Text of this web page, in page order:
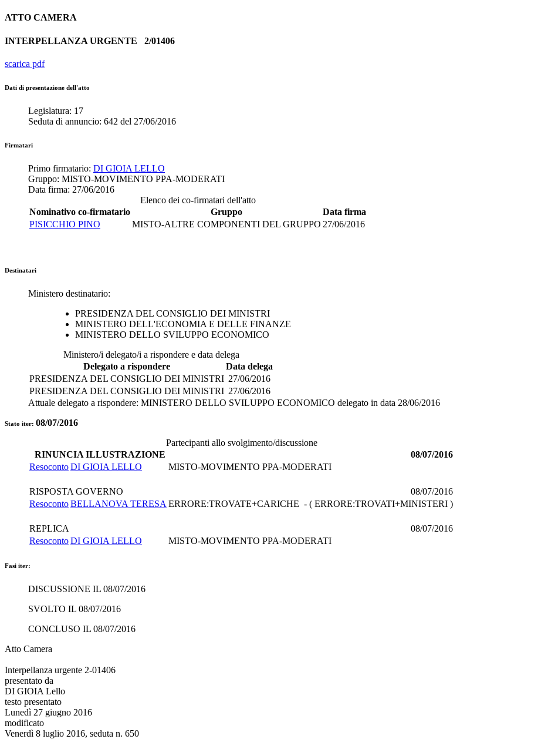
ATTO CAMERA
INTERPELLANZA URGENTE 2/01406
scarica pdf
Dati di presentazione dell'atto
Legislatura: 17
Seduta di annuncio: 642 del 27/06/2016
Firmatari
Primo firmatario: DI GIOIA LELLO
Gruppo: MISTO-MOVIMENTO PPA-MODERATI
Data firma: 27/06/2016
Elenco dei co-firmatari dell'atto
Nominativo co-firmatario
Gruppo
Data firma
PISICCHIO PINO
MISTO-ALTRE COMPONENTI DEL GRUPPO 27/06/2016
Destinatari
Ministero destinatario:
PRESIDENZA DEL CONSIGLIO DEI MINISTRI
MINISTERO DELL'ECONOMIA E DELLE FINANZE
MINISTERO DELLO SVILUPPO ECONOMICO
Ministero/i delegato/i a rispondere e data delega
Delegato a rispondere
Data delega
PRESIDENZA DEL CONSIGLIO DEI MINISTRI 27/06/2016
PRESIDENZA DEL CONSIGLIO DEI MINISTRI 27/06/2016
Attuale delegato a rispondere: MINISTERO DELLO SVILUPPO ECONOMICO delegato in data 28/06/2016
Stato iter: 08/07/2016
Partecipanti allo svolgimento/discussione
RINUNCIA ILLUSTRAZIONE
08/07/2016
ResocontoDI GIOIA LELLO MISTO-MOVIMENTO PPA-MODERATI
RISPOSTA GOVERNO
08/07/2016
ResocontoBELLANOVA TERESA ERRORE:TROVATE+CARICHE - ( ERRORE:TROVATI+MINISTERI )
REPLICA
08/07/2016
ResocontoDI GIOIA LELLO MISTO-MOVIMENTO PPA-MODERATI
Fasi iter:
DISCUSSIONE IL 08/07/2016
SVOLTO IL 08/07/2016
CONCLUSO IL 08/07/2016
Atto Camera
Interpellanza urgente 2-01406
presentato da
DI GIOIA Lello
testo presentato
Lunedì 27 giugno 2016
modificato
Venerdì 8 luglio 2016, seduta n. 650